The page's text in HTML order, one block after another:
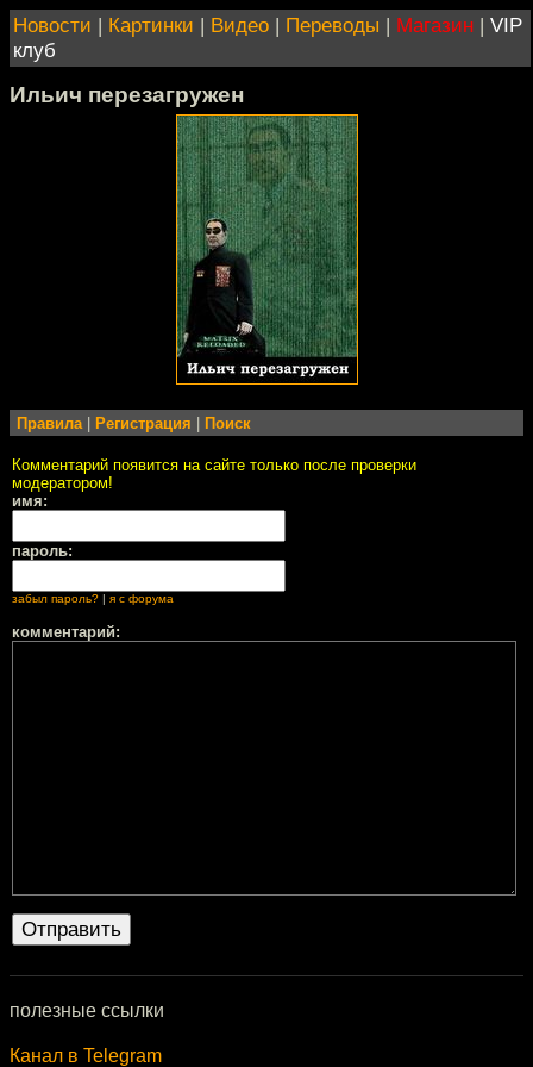
Новости | Картинки | Видео | Переводы | Магазин | VIP
клуб
Ильич перезагружен
Правила Регистрация Поиск
Комментарий появится на сайте только после проверки
модератором!
имя:
пароль:
забыл пароль? | я с форума
комментарий:
полезные ссылки
Канал в Telegram